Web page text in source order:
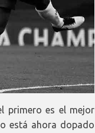
primero es el mejor
está ahora dopado